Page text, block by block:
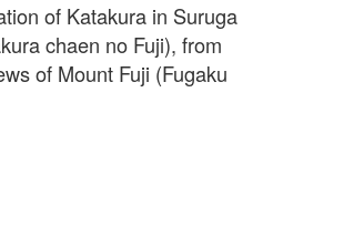
of Katakura in Suruga
chaen no Fuji), from
of Mount Fuji (Fugaku